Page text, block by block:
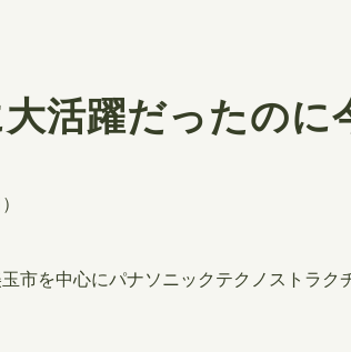
活躍だったのに
市を中心にパナソニックテクノストラ